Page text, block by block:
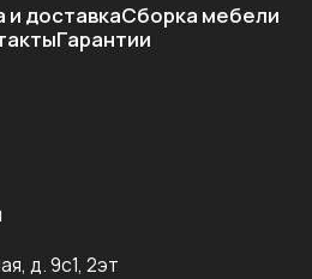
и доставкаСборка мебели
Гарантии
д. 9с1, 2эт